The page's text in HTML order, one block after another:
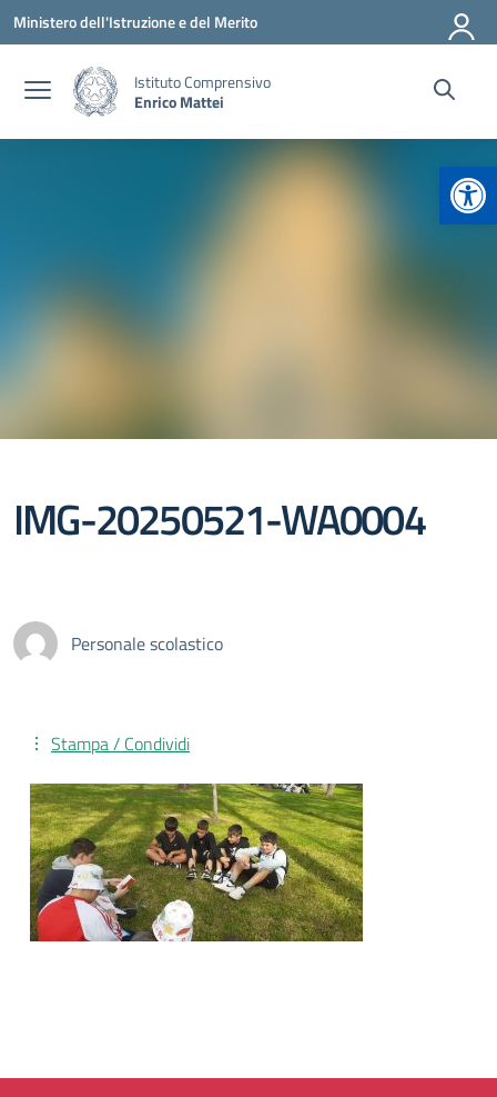
Vai ai contenuti
Vai al menu di navigazione
Vai al footer
Ministero dell'Istruzione e del Merito
Istituto Comprensivo
Enrico Mattei
IMG-20250521-WA0004
Personale scolastico
Stampa / Condividi